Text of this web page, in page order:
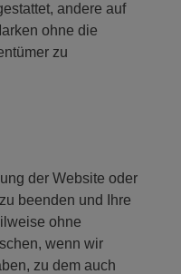
andere auf
ohne die
zu
der Website oder
beenden und Ihre
ohne
wenn wir
zu dem auch